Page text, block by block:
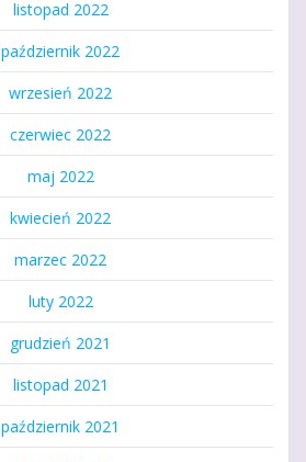
listopad 2022
październik 2022
wrzesień 2022
czerwiec 2022
maj 2022
kwiecień 2022
marzec 2022
luty 2022
grudzień 2021
listopad 2021
październik 2021